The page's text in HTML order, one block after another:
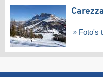
Foto's